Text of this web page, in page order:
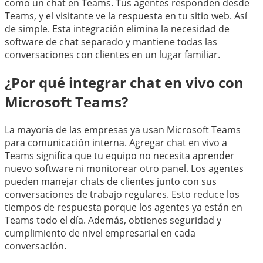
como un chat en Teams. Tus agentes responden desde
Teams, y el visitante ve la respuesta en tu sitio web. Así
de simple. Esta integración elimina la necesidad de
software de chat separado y mantiene todas las
conversaciones con clientes en un lugar familiar.
¿Por qué integrar chat en vivo con
Microsoft Teams?
La mayoría de las empresas ya usan Microsoft Teams
para comunicación interna. Agregar chat en vivo a
Teams significa que tu equipo no necesita aprender
nuevo software ni monitorear otro panel. Los agentes
pueden manejar chats de clientes junto con sus
conversaciones de trabajo regulares. Esto reduce los
tiempos de respuesta porque los agentes ya están en
Teams todo el día. Además, obtienes seguridad y
cumplimiento de nivel empresarial en cada
conversación.